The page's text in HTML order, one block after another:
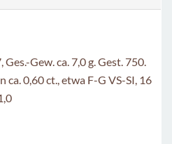
Gew. ca. 7,0 g. Gest. 750.
ca. 0,60 ct., etwa F-G VS-SI, 16